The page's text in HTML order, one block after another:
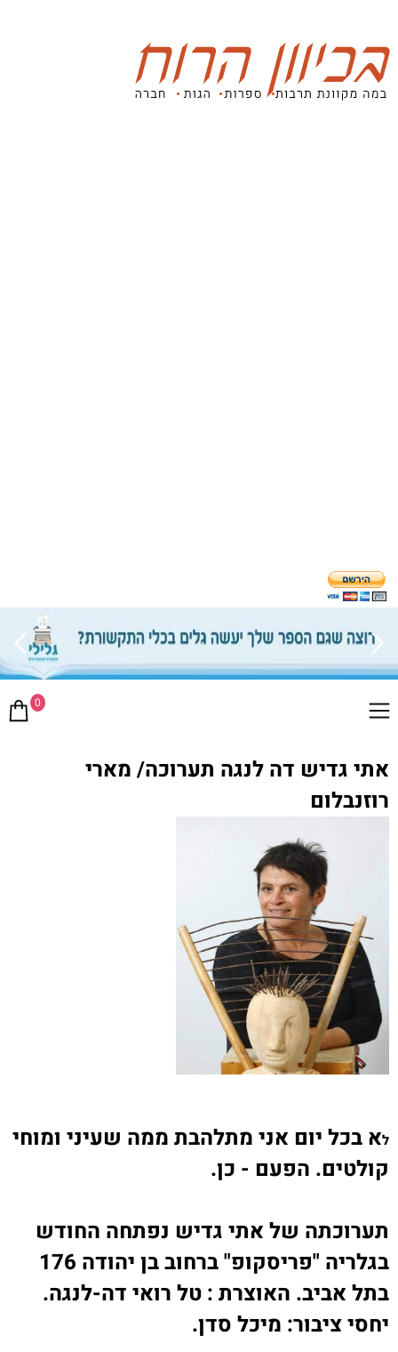
0
אתי גדיש דה לנגה תערוכה/ מארי
רוזנבלום
לא בכל יום אני מתלהבת ממה שעיני ומוחי
קולטים. הפעם - כן.
תערוכתה של אתי גדיש נפתחה החודש
בגלריה "פריסקופ" ברחוב בן יהודה 176
בתל אביב. האוצרת : טל רואי דה-לנגה.
יחסי ציבור: מיכל סדן.